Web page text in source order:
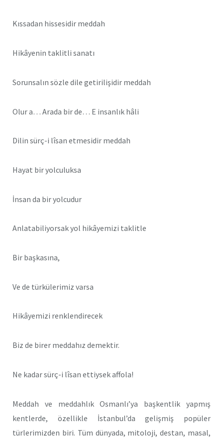
Kıssadan hissesidir meddah
Hikâyenin taklitli sanatı
Sorunsalın sözle dile getirilişidir meddah
Olur a… Arada bir de… E insanlık hâli
Dilin sürç-i lîsan etmesidir meddah
Hayat bir yolculuksa
İnsan da bir yolcudur
Anlatabiliyorsak yol hikâyemizi taklitle
Bir başkasına,
Ve de türkülerimiz varsa
Hikâyemizi renklendirecek
Biz de birer meddahız demektir.
Ne kadar sürç-i lîsan ettiysek affola!
Meddah ve meddahlık Osmanlı’ya başkentlik yapmış
kentlerde, özellikle İstanbul’da gelişmiş popüler
türlerimizden biri. Tüm dünyada, mitoloji, destan, masal,